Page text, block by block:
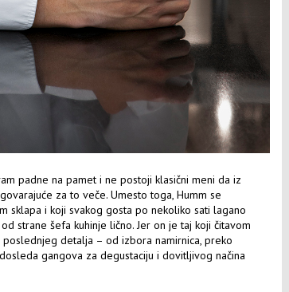
padne na pamet i ne postoji klasični meni da iz
za to veče. Umesto toga, Humm se
sklapa i koji svakog gosta po nekoliko sati lagano
strane šefa kuhinje lično. Jer on je taj koji čitavom
detalja – od izbora namirnica, preko
gangova za degustaciju i dovitljivog načina